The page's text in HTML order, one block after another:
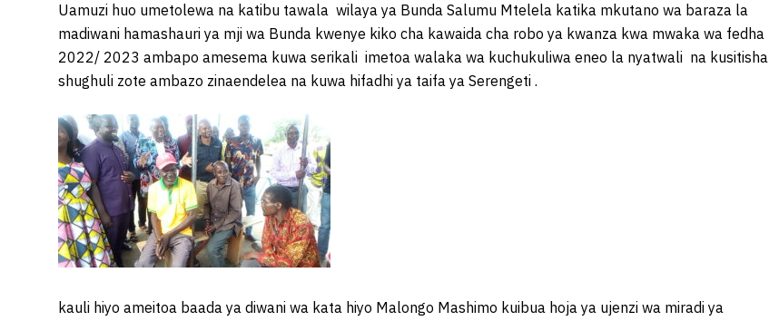
Uamuzi huo umetolewa na katibu tawala wilaya ya Bunda Salumu Mtelela katika mkutano wa baraza la
madiwani hamashauri ya mji wa Bunda kwenye kiko cha kawaida cha robo ya kwanza kwa mwaka wa fedha
2022/ 2023 ambapo amesema kuwa serikali imetoa walaka wa kuchukuliwa eneo la nyatwali na kusitisha
shughuli zote ambazo zinaendelea na kuwa hifadhi ya taifa ya Serengeti .
kauli hiyo ameitoa baada ya diwani wa kata hiyo Malongo Mashimo kuibua hoja ya ujenzi wa miradi ya